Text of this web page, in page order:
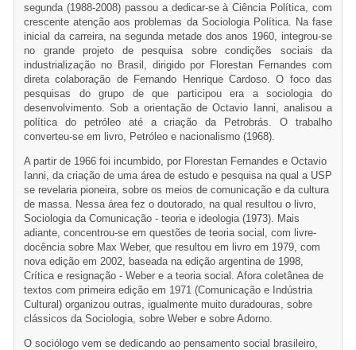
segunda (1988-2008) passou a dedicar-se à Ciência Política, com
crescente atenção aos problemas da Sociologia Política. Na fase
inicial da carreira, na segunda metade dos anos 1960, integrou-se
no grande projeto de pesquisa sobre condições sociais da
industrialização no Brasil, dirigido por Florestan Fernandes com
direta colaboração de Fernando Henrique Cardoso. O foco das
pesquisas do grupo de que participou era a sociologia do
desenvolvimento. Sob a orientação de Octavio Ianni, analisou a
política do petróleo até a criação da Petrobrás. O trabalho
converteu-se em livro, Petróleo e nacionalismo (1968).
A partir de 1966 foi incumbido, por Florestan Fernandes e Octavio
Ianni, da criação de uma área de estudo e pesquisa na qual a USP
se revelaria pioneira, sobre os meios de comunicação e da cultura
de massa. Nessa área fez o doutorado, na qual resultou o livro,
Sociologia da Comunicação - teoria e ideologia (1973). Mais
adiante, concentrou-se em questões de teoria social, com livre-
docência sobre Max Weber, que resultou em livro em 1979, com
nova edição em 2002, baseada na edição argentina de 1998,
Crítica e resignação - Weber e a teoria social. Afora coletânea de
textos com primeira edição em 1971 (Comunicação e Indústria
Cultural) organizou outras, igualmente muito duradouras, sobre
clássicos da Sociologia, sobre Weber e sobre Adorno.
O sociólogo vem se dedicando ao pensamento social brasileiro,